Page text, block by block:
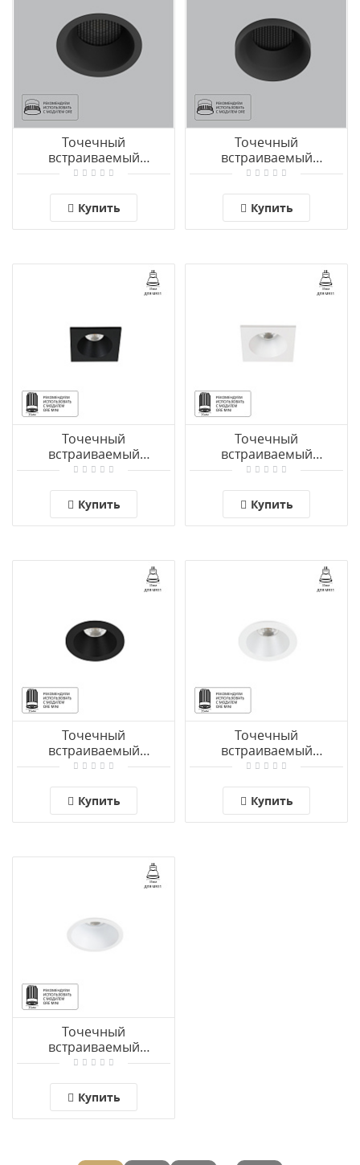
Точечный
встраиваемый
светильник Arte Lamp
Купить
Точечный
встраиваемый
светильник Arte Lamp
Купить
Точечный
встраиваемый
светильник Arte Lamp
Купить
Точечный
встраиваемый
светильник Arte Lamp
Купить
Точечный
встраиваемый
светильник Arte Lamp
Купить
Точечный
встраиваемый
светильник Arte Lamp
Купить
Точечный
встраиваемый
светильник Arte Lamp
Купить